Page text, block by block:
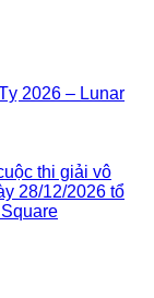
2026 – Lunar
thi giải vô
28/12/2026 tổ